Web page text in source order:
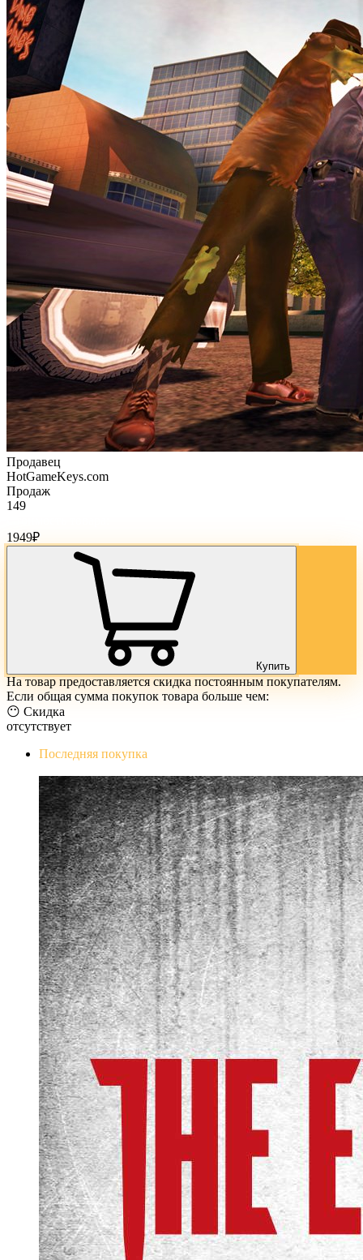
Продавец
HotGameKeys.com
Продаж
149
1949₽
Купить
На товар предоставляется скидка постоянным покупателям.
Если общая сумма покупок товара больше чем:
😶 Скидка
отсутствует
Последняя покупка